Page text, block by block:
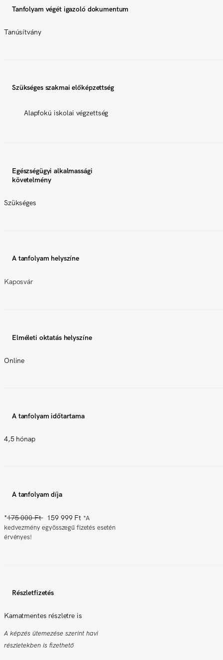
Tanfolyam végét igazoló dokumentum
Tanúsítvány
Szükséges szakmai előképzettség
Alapfokú iskolai végzettség
Egészségügyi alkalmassági
követelmény
Szükséges
A tanfolyam helyszíne
Kaposvár
Elméleti oktatás helyszíne
Online
A tanfolyam időtartama
4,5 hónap
A tanfolyam díja
*175 000 Ft 159 999 Ft *A
kedvezmény egyösszegű fizetés esetén
érvényes!
Részletfizetés
Kamatmentes részletre is
A képzés ütemezése szerint havi
részletekben is fizethető